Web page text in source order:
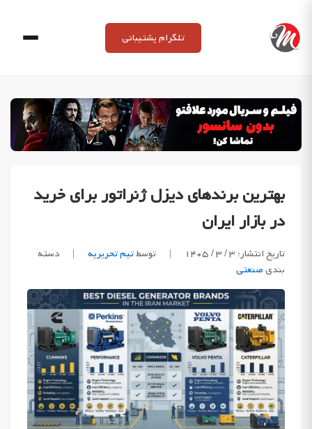
content
تلگرام پشتیبانی
بهترین برندهای دیزل ژنراتور برای خرید
در بازار ایران
تاریخ انتشار: ۳ / ۳ / ۱۴۰۵ | توسطتیم تحریریه |
دسته
بندیصنعتی